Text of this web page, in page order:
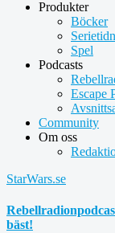
Produkter
Böcker
Spel
Podcasts
Escape
Community
Om oss
StarWars.se
bäst!